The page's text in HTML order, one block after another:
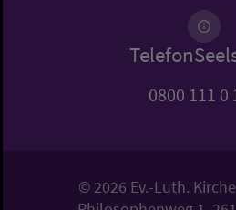
0800 111 0
© 2026 Ev.-Luth.